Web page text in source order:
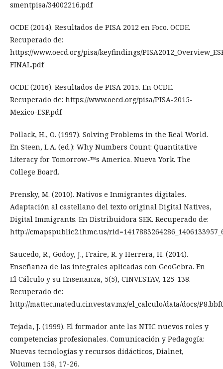
smentpisa/34002216.pdf
OCDE (2014). Resultados de PISA 2012 en Foco. OCDE.
Recuperado de:
https://www.oecd.org/pisa/keyfindings/
FINAL.pdf
OCDE (2016). Resultados de PISA 2015. En OCDE.
Recuperado de: https://www.oecd.org/pisa/PISA-2015-
Mexico-ESP.pdf
Pollack, H., O. (1997). Solving Problems in the Real World.
En Steen, L.A. (ed.): Why Numbers Count: Quantitative
Literacy for Tomorrow-™s America. Nueva York. The
College Board.
Prensky, M. (2010). Nativos e Inmigrantes digitales.
Adaptación al castellano del texto original Digital Natives,
Digital Immigrants. En Distribuidora SEK. Recuperado de:
http://cmapspublic2.ihmc.us/
Saucedo, R., Godoy, J., Fraire, R. y Herrera, H. (2014).
Enseñanza de las integrales aplicadas con GeoGebra. En
El Cálculo y su Enseñanza, 5(5), CINVESTAV, 125-138.
Recuperado de:
http://mattec.matedu.cinvestav.mx/el_calculo/data/docs/
Tejada, J. (1999). El formador ante las NTIC nuevos roles y
competencias profesionales. Comunicación y Pedagogía:
Nuevas tecnologías y recursos didácticos, Dialnet,
Volumen 158, 17-26.